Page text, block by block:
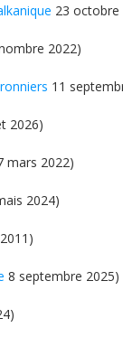
23 octobre
2022)
11
2026)
mars 2022)
2024)
8 septembre 2025)